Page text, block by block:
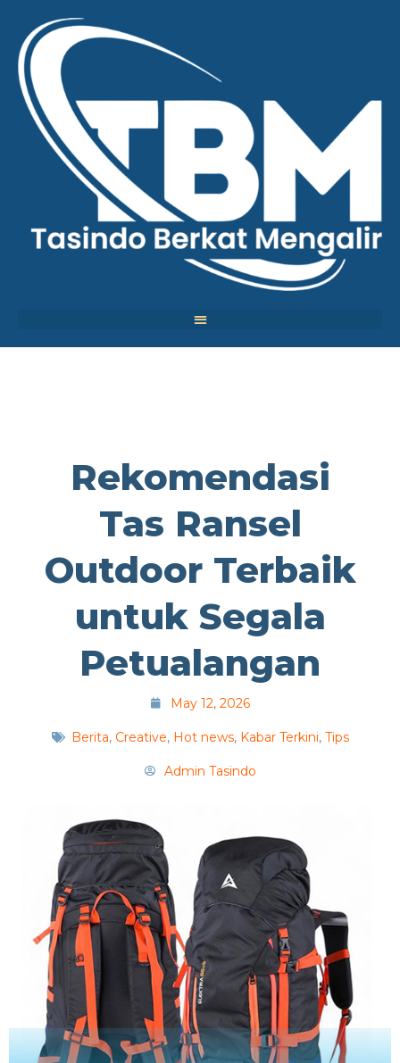
Rekomendasi
Tas Ransel
Outdoor Terbaik
untuk Segala
Petualangan
May 12, 2026
Berita, Creative, Hot news, Kabar Terkini, Tips
Admin Tasindo